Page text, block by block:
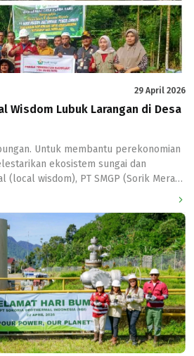
29 April 2026
Wisdom Lubuk Larangan di Desa
Untuk membantu perekonomian
ekosistem sungai dan
(local wisdom), PT SMGP (Sorik Merapi
yang bergerak di bidang panas
Desa Purba Baru kecamatan Lembah
Natal (Madina), Rabu